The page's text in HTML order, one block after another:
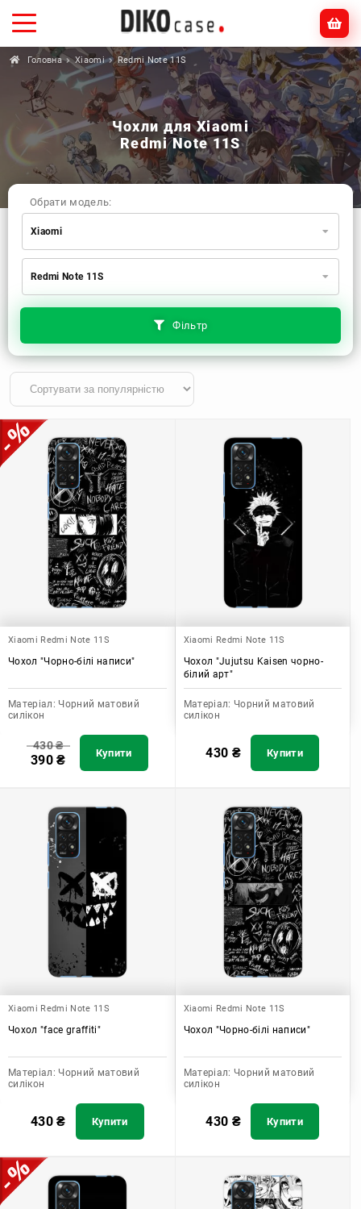
Головна Xiaomi Redmi Note 11S
Чохли для Xiaomi
Redmi Note 11S
Фільтр
Обрати модель:
Xiaomi
Xiaomi
Apple
Huawei
Realme
TECNO
ZTE
OnePlus
Motorola
Redmi Note 11S
Xiaomi Redmi Note 11S
Чохол "Чорно-білі написи"
Матеріал: Чорний матовий
силікон
430₴
390₴ Купити
Xiaomi Redmi Note 11S
Чохол "Jujutsu Kaisen чорно-
білий арт"
Матеріал: Чорний матовий
силікон
430 ₴ Купити
Xiaomi Redmi Note 11S
Чохол "face graffiti"
Матеріал: Чорний матовий
силікон
430₴ Купити
Xiaomi Redmi Note 11S
Чохол "Чорно-білі написи"
Матеріал: Чорний матовий
силікон
430 ₴ Купити